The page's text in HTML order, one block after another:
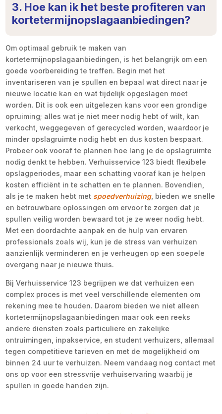
3. Hoe kan ik het beste profiteren van
kortetermijnopslagaanbiedingen?
Om optimaal gebruik te maken van
kortetermijnopslagaanbiedingen, is het belangrijk om een
goede voorbereiding te treffen. Begin met het
inventariseren van je spullen en bepaal wat direct naar je
nieuwe locatie kan en wat tijdelijk opgeslagen moet
worden. Dit is ook een uitgelezen kans voor een grondige
opruiming; alles wat je niet meer nodig hebt of wilt, kan
verkocht, weggegeven of gerecycled worden, waardoor je
minder opslagruimte nodig hebt en dus kosten bespaart.
Probeer ook vooraf te plannen hoe lang je de opslagruimte
nodig denkt te hebben. Verhuisservice 123 biedt flexibele
opslagperiodes, maar een schatting vooraf kan je helpen
kosten efficiënt in te schatten en te plannen. Bovendien,
als je te maken hebt met spoedverhuizing, bieden we snelle
en betrouwbare oplossingen om ervoor te zorgen dat je
spullen veilig worden bewaard tot je ze weer nodig hebt.
Met een doordachte aanpak en de hulp van ervaren
professionals zoals wij, kun je de stress van verhuizen
aanzienlijk verminderen en je verheugen op een soepele
overgang naar je nieuwe thuis.
Bij Verhuisservice 123 begrijpen we dat verhuizen een
complex proces is met veel verschillende elementen om
rekening mee te houden. Daarom bieden we niet alleen
kortetermijnopslagaanbiedingen maar ook een reeks
andere diensten zoals particuliere en zakelijke
ontruimingen, inpakservice, en student verhuizers, allemaal
tegen competitieve tarieven en met de mogelijkheid om
binnen 24 uur te verhuizen. Neem vandaag nog contact met
ons op voor een stressvrije verhuiservaring waarbij je
spullen in goede handen zijn.